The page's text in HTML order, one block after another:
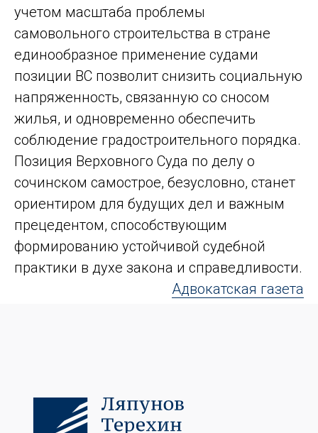
учетом масштаба проблемы
самовольного строительства в стране
единообразное применение судами
позиции ВС позволит снизить социальную
напряженность, связанную со сносом
жилья, и одновременно обеспечить
соблюдение градостроительного порядка.
Позиция Верховного Суда по делу о
сочинском самострое, безусловно, станет
ориентиром для будущих дел и важным
прецедентом, способствующим
формированию устойчивой судебной
практики в духе закона и справедливости.
Адвокатская газета